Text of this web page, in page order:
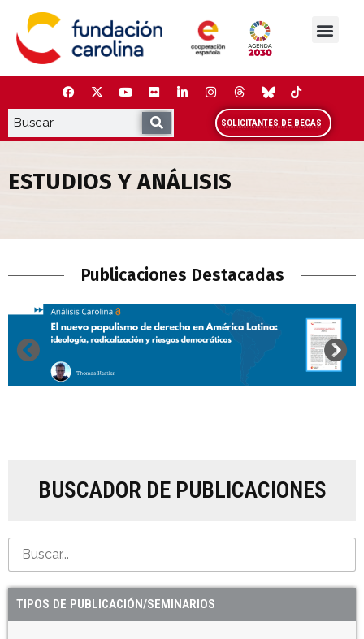
contenido
SOLICITANTES DE BECAS
ESTUDIOS Y ANÁLISIS
Publicaciones Destacadas
BUSCADOR DE PUBLICACIONES
TIPOS DE PUBLICACIÓN/SEMINARIOS